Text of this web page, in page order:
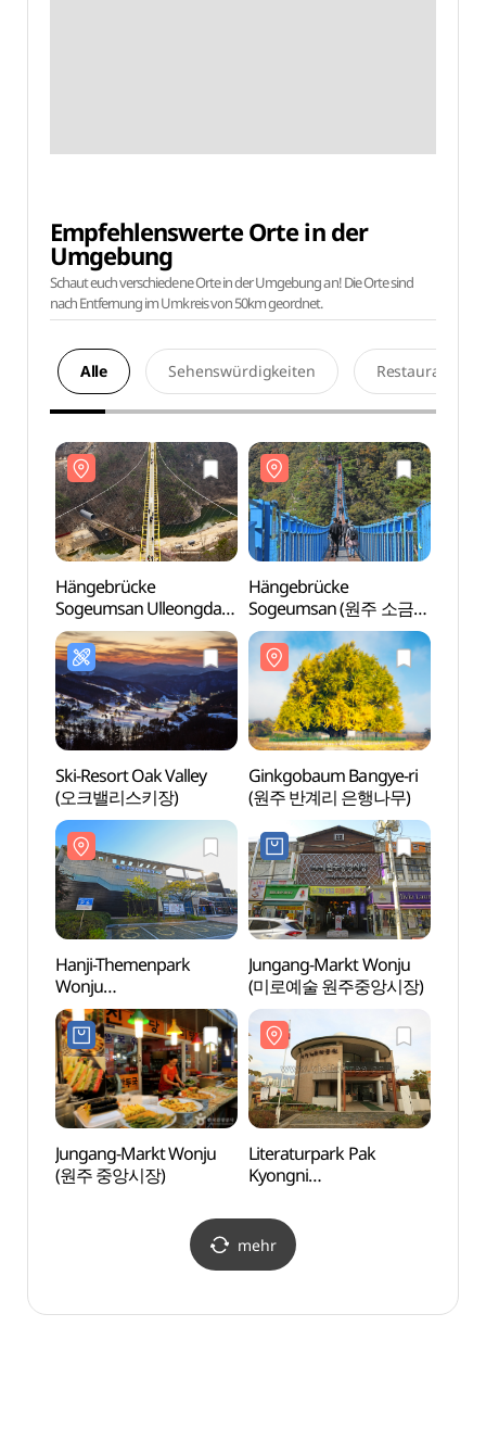
Empfehlenswerte Orte in der
Umgebung
Schaut euch verschiedene Orte in der Umgebung an! Die Orte sind
nach Entfernung im Umkreis von 50km geordnet.
Alle Sehenswürdigkeiten Restaurants
Hängebrücke
Sogeumsan Ulleongdari
(원주 소금산 울렁다리)
Hängebrücke
Sogeumsan (원주 소금산
출렁다리)
Ski-Resort Oak Valley
(오크밸리스키장)
Ginkgobaum Bangye-ri
(원주 반계리 은행나무)
Hanji-Themenpark
Wonju
(원주한지테마파크)
Jungang-Markt Wonju
(미로예술 원주중앙시장)
Jungang-Markt Wonju
(원주 중앙시장)
Literaturpark Pak
Kyongni
mehr